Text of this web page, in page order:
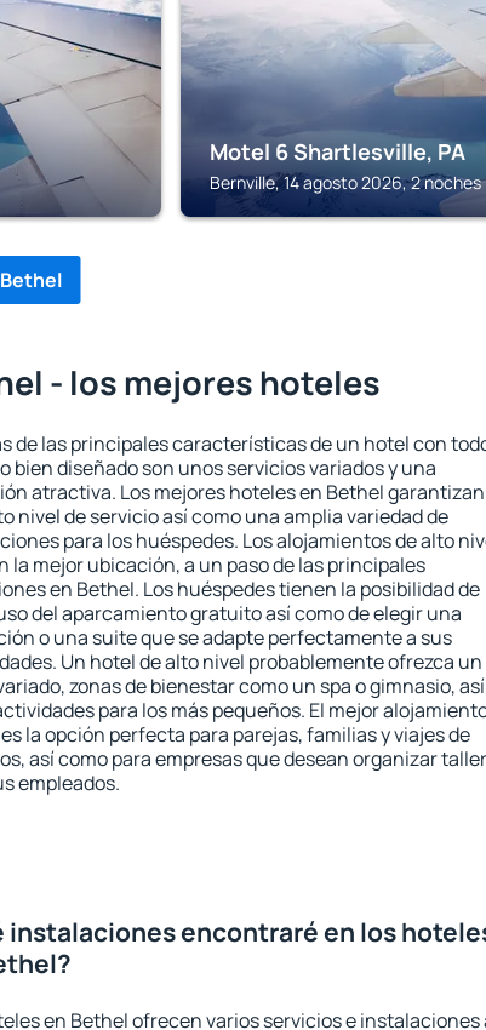
Motel 6 Shartlesville, PA
Bernville, 14 agosto 2026, 2 noches
- los mejores hoteles
de las principales características de un hotel con
bien diseñado son unos servicios variados y una
atractiva. Los mejores hoteles en Bethel
nivel de servicio así como una amplia variedad de
para los huéspedes. Los alojamientos de alto
la mejor ubicación, a un paso de las principales
en Bethel. Los huéspedes tienen la posibilidad de
del aparcamiento gratuito así como de elegir una
o una suite que se adapte perfectamente a sus
Un hotel de alto nivel probablemente ofrezca un
zonas de bienestar como un spa o gimnasio, así
para los más pequeños. El mejor
la opción perfecta para parejas, familias y viajes de
así como para empresas que desean organizar
empleados.
instalaciones encontraré en los
en Bethel ofrecen varios servicios e instalaciones